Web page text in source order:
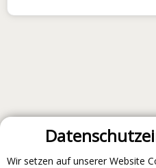
Wir setzen auf unserer Website